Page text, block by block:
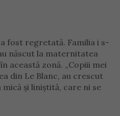
fost regretată. Familia i s-
născut la maternitatea
această zonă. „Copiii mei
din Le Blanc, au crescut
și liniștită, care ni se